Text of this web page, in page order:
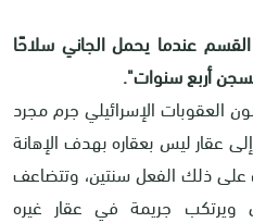
عندما يحمل الجاني سلاحًا
أربع سنوات".
العقوبات الإسرائيلي جرم مجرد
ليس بعقاره بهدف الإهانة
على ذلك الفعل سنتين، وتتضاعف
ويرتكب جريمة في عقار غيره